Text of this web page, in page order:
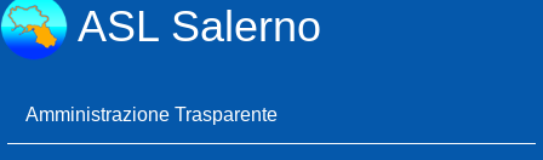
ASL Salerno
Amministrazione Trasparente